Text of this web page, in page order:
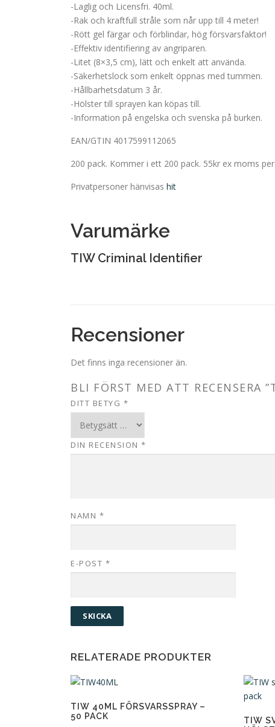
-Laglig och Licensfri. 40ml.
-Rak och kraftfull stråle som når upp till 4 meter!
-Rött gel färgar och förblindar, hög försvarsfaktor!
-Effektiv identifiering av angriparen.
-Litet (8×3,5 cm), lätt och enkelt att använda.
-Säkerhetslock som enkelt öppnas med tummen.
-Hållbarhetsdatum 3 år.
-Hölster till sprayen kan köpas till.
-Information på engelska och svenska på burken.
EAN/GTIN 4017599112065
200 pack. Kommer i ett 200 pack. 55kr ex moms
Privatpersoner hänvisas hit
Varumärke
TIW Criminal Identifier
Recensioner
Det finns inga recensioner än.
BLI FÖRST MED ATT RECENSERA
DITT BETYG *
DIN RECENSION *
NAMN *
E-POST *
RELATERADE PRODUKTER
TIW 40ML FÖRSVARSSPRAY –
50 PACK
TIW